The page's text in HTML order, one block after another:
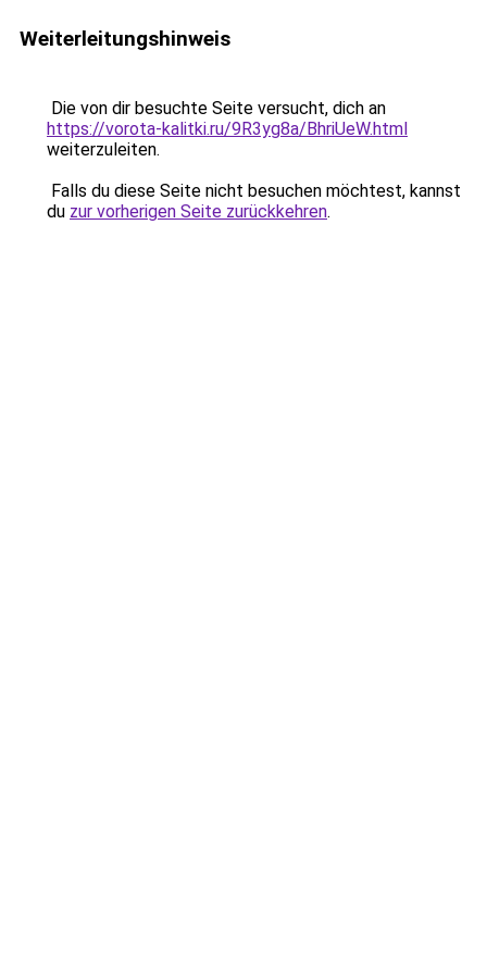
Weiterleitungshinweis
Die von dir besuchte Seite versucht, dich an
https://vorota-kalitki.ru/9R3yg8a/BhriUeW.html
weiterzuleiten.
Falls du diese Seite nicht besuchen möchtest, kannst
du zur vorherigen Seite zurückkehren.